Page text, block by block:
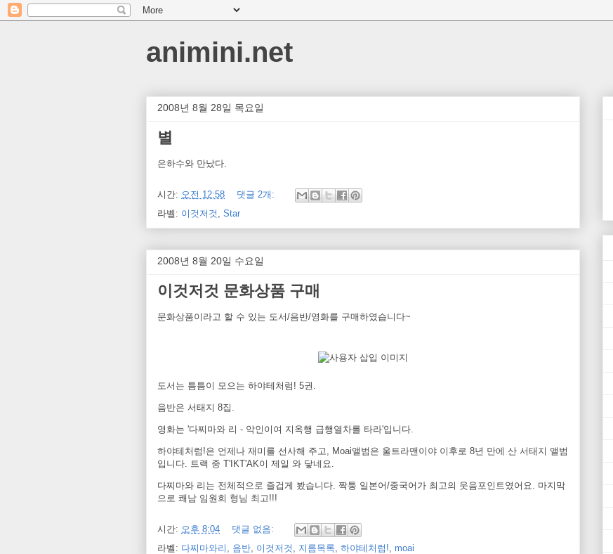
animini.net
2008년 8월 28일 목요일
별
은하수와 만났다.
시간: 오전 12:58
댓글 2개:
라벨: 이것저것 , Star
2008년 8월 20일 수요일
이것저것 문화상품 구매
문화상품이라고 할 수 있는 도서/음반/영화를 구매하였습니다~
도서는 틈틈이 모으는 하야테처럼! 5권.
음반은 서태지 8집.
영화는 '다찌마와 리 - 악인이여 지옥행 급행열차를 타라'입니다.
하야테처럼!은 언제나 재미를 선사해 주고, Moai앨범은 울트라맨이야 이후로 8년 만에 산 서태지 앨범
입니다. 트랙 중 T'IKT'AK이 제일 와 닿네요.
다찌마와 리는 전체적으로 즐겁게 봤습니다. 짝퉁 일본어/중국어가 최고의 웃음포인트였어요. 마지막
으로 쾌남 임원희 형님 최고!!!
시간: 오후 8:04
댓글 없음:
라벨: 다찌마와리 , 음반, 이것저것 , 지름목록, 하야테처럼!, moai